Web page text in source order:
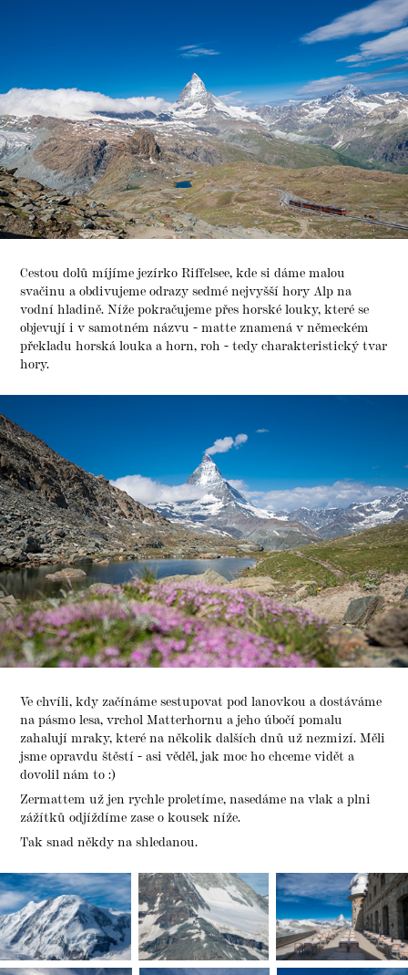
Cestou dolů míjíme jezírko Riffelsee, kde si dáme malou
svačinu a obdivujeme odrazy sedmé nejvyšší hory Alp na
vodní hladině. Níže pokračujeme přes horské louky, které se
objevují i v samotném názvu - matte znamená v německém
překladu horská louka a horn, roh - tedy charakteristický tvar
hory.
Ve chvíli, kdy začínáme sestupovat pod lanovkou a dostáváme
na pásmo lesa, vrchol Matterhornu a jeho úbočí pomalu
zahalují mraky, které na několik dalších dnů už nezmizí. Měli
jsme opravdu štěstí - asi věděl, jak moc ho chceme vidět a
dovolil nám to :)
Zermattem už jen rychle proletíme, nasedáme na vlak a plni
zážítků odjíždíme zase o kousek níže.
Tak snad někdy na shledanou.